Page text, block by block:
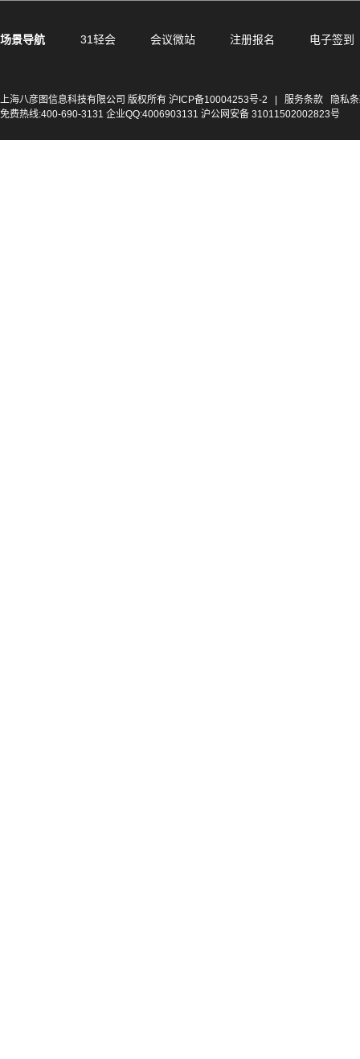
场景导航 31轻会 会议微站 注册报名 电子签到
上海八彦图信息科技有限公司 版权所有 沪ICP备10004253号-2 服务条款
隐私
免费热线:400-690-3131 企业QQ:4006903131 沪公网安备 31011502002823号